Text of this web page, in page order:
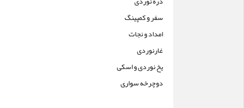
سفر و کمپینگ
امداد و نجات
غارنوردی
یخ نوردی و اسکی
دوچرخه سواری